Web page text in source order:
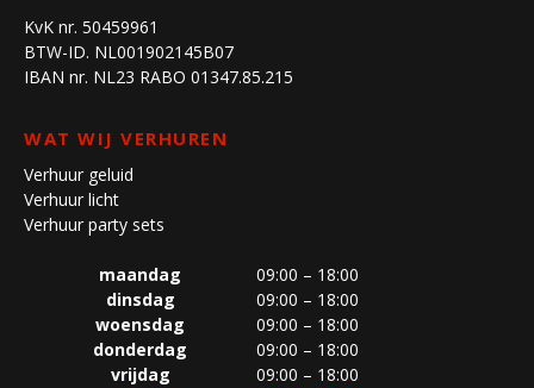
KvK nr. 50459961
BTW-ID. NL001902145B07
IBAN nr. NL23 RABO 01347.85.215
WAT WIJ VERHUREN
Verhuur geluid
Verhuur licht
Verhuur party sets
maandag
09:00 – 18:00
dinsdag
09:00 – 18:00
woensdag
09:00 – 18:00
donderdag
09:00 – 18:00
vrijdag
09:00 – 18:00